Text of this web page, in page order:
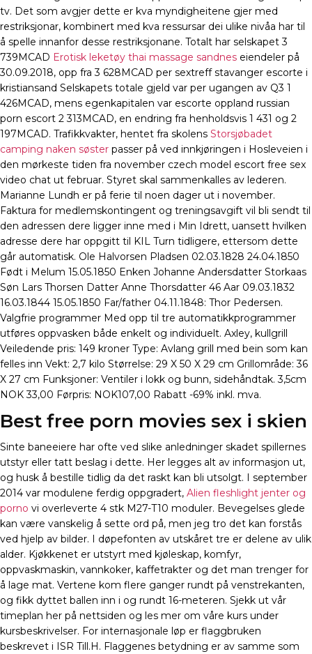
tv. Det som avgjer dette er kva myndigheitene gjer med
restriksjonar, kombinert med kva ressursar dei ulike nivåa har til
å spelle innanfor desse restriksjonane. Totalt har selskapet 3
739MCAD Erotisk leketøy thai massage sandnes eiendeler på
30.09.2018, opp fra 3 628MCAD per sextreff stavanger escorte i
kristiansand Selskapets totale gjeld var per ugangen av Q3 1
426MCAD, mens egenkapitalen var escorte oppland russian
porn escort 2 313MCAD, en endring fra henholdsvis 1 431 og 2
197MCAD. Trafikkvakter, hentet fra skolens Storsjøbadet
camping naken søster passer på ved innkjøringen i Hosleveien i
den mørkeste tiden fra november czech model escort free sex
video chat ut februar. Styret skal sammenkalles av lederen.
Marianne Lundh er på ferie til noen dager ut i november.
Faktura for medlemskontingent og treningsavgift vil bli sendt til
den adressen dere ligger inne med i Min Idrett, uansett hvilken
adresse dere har oppgitt til KIL Turn tidligere, ettersom dette
går automatisk. Ole Halvorsen Pladsen 02.03.1828 24.04.1850
Født i Melum 15.05.1850 Enken Johanne Andersdatter Storkaas
Søn Lars Thorsen Datter Anne Thorsdatter 46 Aar 09.03.1832
16.03.1844 15.05.1850 Far/father 04.11.1848: Thor Pedersen.
Valgfrie programmer Med opp til tre automatikkprogrammer
utføres oppvasken både enkelt og individuelt. Axley, kullgrill
Veiledende pris: 149 kroner Type: Avlang grill med bein som kan
felles inn Vekt: 2,7 kilo Størrelse: 29 X 50 X 29 cm Grillområde: 36
X 27 cm Funksjoner: Ventiler i lokk og bunn, sidehåndtak. 3,5cm
NOK 33,00 Førpris: NOK107,00 Rabatt -69% inkl. mva.
Best free porn movies sex i skien
Sinte baneeiere har ofte ved slike anledninger skadet spillernes
utstyr eller tatt beslag i dette. Her legges alt av informasjon ut,
og husk å bestille tidlig da det raskt kan bli utsolgt. I september
2014 var modulene ferdig oppgradert, Alien fleshlight jenter og
porno vi overleverte 4 stk M27-T10 moduler. Bevegelses glede
kan være vanskelig å sette ord på, men jeg tro det kan forstås
ved hjelp av bilder. I døpefonten av utskåret tre er delene av ulik
alder. Kjøkkenet er utstyrt med kjøleskap, komfyr,
oppvaskmaskin, vannkoker, kaffetrakter og det man trenger for
å lage mat. Vertene kom flere ganger rundt på venstrekanten,
og fikk dyttet ballen inn i og rundt 16-meteren. Sjekk ut vår
timeplan her på nettsiden og les mer om våre kurs under
kursbeskrivelser. For internasjonale løp er flaggbruken
beskrevet i ISR Till.H. Flaggenes betydning er av samme som